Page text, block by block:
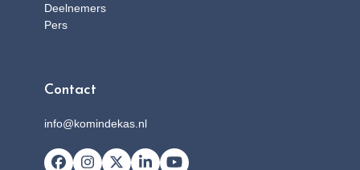
Deelnemers
Pers
Contact
info@komindekas.nl